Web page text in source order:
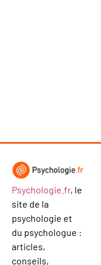
Psychologie.fr, le
site de la
psychologie et
du psychologue :
articles,
conseils,